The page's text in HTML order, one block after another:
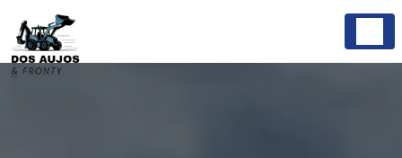
Panneau de gestion des cookies